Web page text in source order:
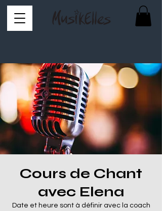
Cours de Chant
avec Elena
Date et heure sont à définir avec la coach